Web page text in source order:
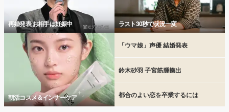
再婚発表 お相手は妊娠中 ラスト30秒で状況一変
朝活コスメ＆インナーケア
「ウマ娘」声優 結婚発表
鈴木砂羽 子宮筋腫摘出
都合のよい恋を卒業するには